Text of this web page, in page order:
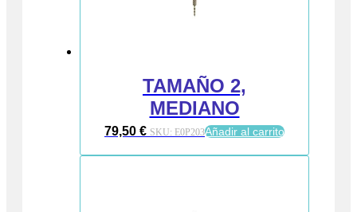
TAMAÑO 2,
MEDIANO
79,50 € SKU: E0P203Añadir al carrito